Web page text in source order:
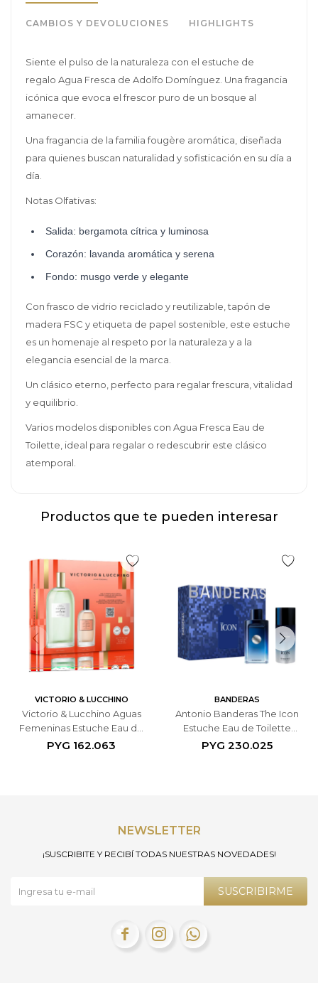
CAMBIOS Y DEVOLUCIONES HIGHLIGHTS
Siente el pulso de la naturaleza con el estuche de
regalo Agua Fresca de Adolfo Domínguez. Una fragancia
icónica que evoca el frescor puro de un bosque al
amanecer.
Una fragancia de la familia fougère aromática, diseñada
para quienes buscan naturalidad y sofisticación en su día a
día.
Notas Olfativas:
Salida: bergamota cítrica y luminosa
Corazón: lavanda aromática y serena
Fondo: musgo verde y elegante
Con frasco de vidrio reciclado y reutilizable, tapón de
madera FSC y etiqueta de papel sostenible, este estuche
es un homenaje al respeto por la naturaleza y a la
elegancia esencial de la marca.
Un clásico eterno, perfecto para regalar frescura, vitalidad
y equilibrio.
Varios modelos disponibles con Agua Fresca Eau de
Toilette, ideal para regalar o redescubrir este clásico
atemporal.
Productos que te pueden interesar
VICTORIO & LUCCHINO
Victorio & Lucchino Aguas
Femeninas Estuche Eau de
Toillette N°3 150ml + Eau de
PYG 162.063
BANDERAS
Antonio Banderas The Icon
Estuche Eau de Toilette
100ml + Spray Desodorante
PYG 230.025
NEWSLETTER
¡SUSCRIBITE Y RECIBÍ TODAS NUESTRAS NOVEDADES!
SUSCRIBIRME
  